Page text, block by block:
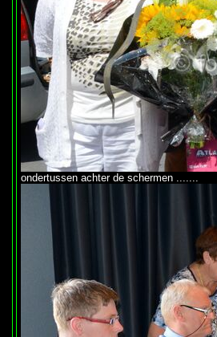
ondertussen achter de schermen .......